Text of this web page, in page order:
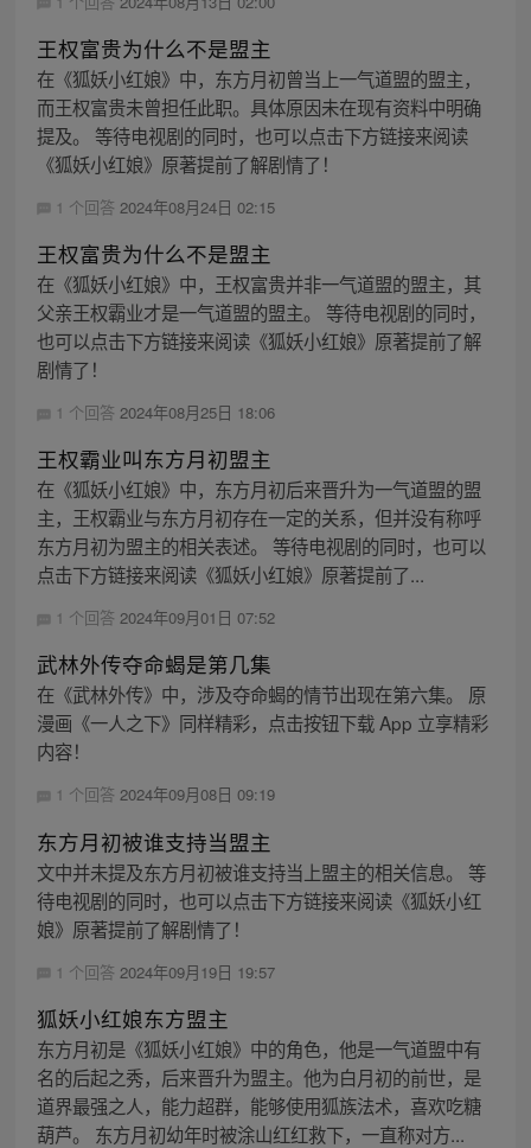
王权富贵为什么不是盟主
在《狐妖小红娘》中，东方月初曾当上一气道盟的盟主，
而王权富贵未曾担任此职。具体原因未在现有资料中明确
提及。 等待电视剧的同时，也可以点击下方链接来阅读
《狐妖小红娘》原著提前了解剧情了！
1 个回答 2024年08月24日 02:15
王权富贵为什么不是盟主
在《狐妖小红娘》中，王权富贵并非一气道盟的盟主，其
父亲王权霸业才是一气道盟的盟主。 等待电视剧的同时，
也可以点击下方链接来阅读《狐妖小红娘》原著提前了解
剧情了！
1 个回答 2024年08月25日 18:06
王权霸业叫东方月初盟主
在《狐妖小红娘》中，东方月初后来晋升为一气道盟的盟
主，王权霸业与东方月初存在一定的关系，但并没有称呼
东方月初为盟主的相关表述。 等待电视剧的同时，也可以
点击下方链接来阅读《狐妖小红娘》原著提前了...
1 个回答 2024年09月01日 07:52
武林外传夺命蝎是第几集
在《武林外传》中，涉及夺命蝎的情节出现在第六集。 原
漫画《一人之下》同样精彩，点击按钮下载 App 立享精彩
内容！
1 个回答 2024年09月08日 09:19
东方月初被谁支持当盟主
文中并未提及东方月初被谁支持当上盟主的相关信息。 等
待电视剧的同时，也可以点击下方链接来阅读《狐妖小红
娘》原著提前了解剧情了！
1 个回答 2024年09月19日 19:57
狐妖小红娘东方盟主
东方月初是《狐妖小红娘》中的角色，他是一气道盟中有
名的后起之秀，后来晋升为盟主。他为白月初的前世，是
道界最强之人，能力超群，能够使用狐族法术，喜欢吃糖
葫芦。 东方月初幼年时被涂山红红救下，一直称对方...